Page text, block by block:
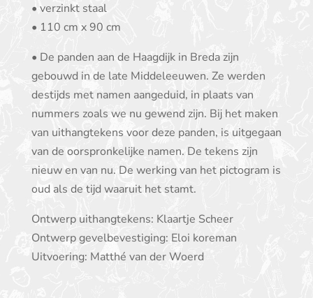
• verzinkt staal
• 110 cm x 90 cm
• De panden aan de Haagdijk in Breda zijn
gebouwd in de late Middeleeuwen. Ze werden
destijds met namen aangeduid, in plaats van
nummers zoals we nu gewend zijn. Bij het maken
van uithangtekens voor deze panden, is uitgegaan
van de oorspronkelijke namen. De tekens zijn
nieuw en van nu. De werking van het pictogram is
oud als de tijd waaruit het stamt.
Ontwerp uithangtekens: Klaartje Scheer
Ontwerp gevelbevestiging: Eloi koreman
Uitvoering: Matthé van der Woerd